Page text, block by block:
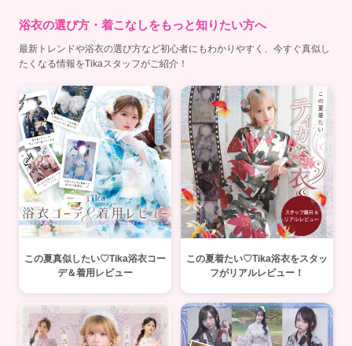
浴衣の選び方・着こなしをもっと知りたい方へ
最新トレンドや浴衣の選び方など初心者にもわかりやすく、今すぐ真似し
たくなる情報をTikaスタッフがご紹介！
この夏真似したい♡Tika浴衣コー
デ＆着用レビュー
この夏着たい♡Tika浴衣をスタッ
フがリアルレビュー！